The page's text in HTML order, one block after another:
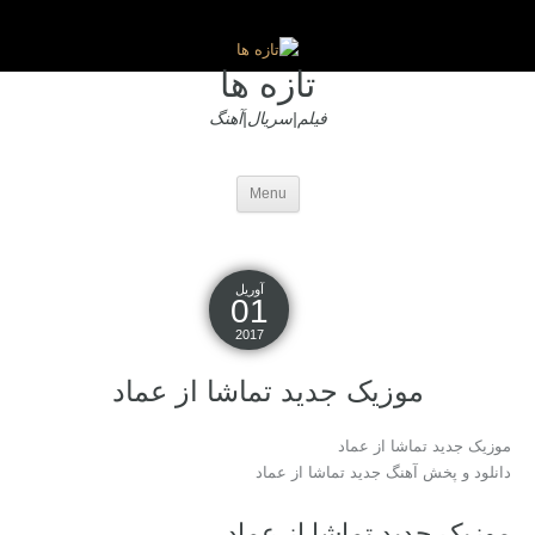
تازه ها
فیلم|سریال|آهنگ
Menu
آوریل
01
2017
موزیک جدید تماشا از عماد
موزیک جدید تماشا از عماد
دانلود و پخش آهنگ جدید تماشا از عماد